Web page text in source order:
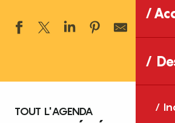
TOUT L'AGENDA